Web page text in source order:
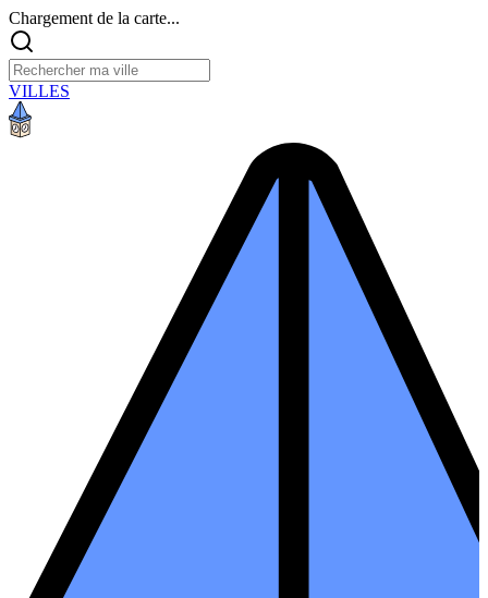
Chargement de la carte...
VILLES